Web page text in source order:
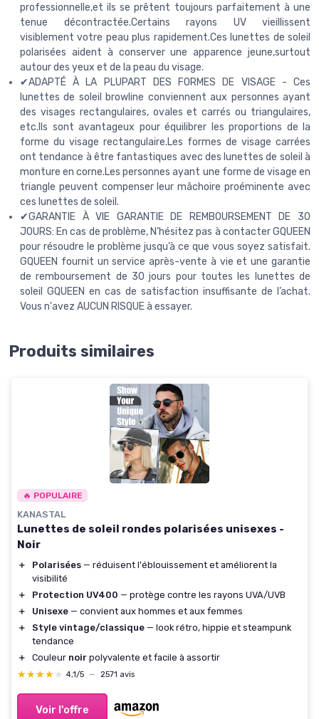
professionnelle,et ils se prêtent toujours parfaitement à une
tenue décontractée.Certains rayons UV vieillissent
visiblement votre peau plus rapidement.Ces lunettes de soleil
polarisées aident à conserver une apparence jeune,surtout
autour des yeux et de la peau du visage.
✔ADAPTÉ À LA PLUPART DES FORMES DE VISAGE - Ces
lunettes de soleil browline conviennent aux personnes ayant
des visages rectangulaires, ovales et carrés ou triangulaires,
etc.Ils sont avantageux pour équilibrer les proportions de la
forme du visage rectangulaire.Les formes de visage carrées
ont tendance à être fantastiques avec des lunettes de soleil à
monture en corne.Les personnes ayant une forme de visage en
triangle peuvent compenser leur mâchoire proéminente avec
ces lunettes de soleil.
✔GARANTIE À VIE GARANTIE DE REMBOURSEMENT DE 30
JOURS: En cas de problème, N’hésitez pas à contacter GQUEEN
pour résoudre le problème jusqu’à ce que vous soyez satisfait.
GQUEEN fournit un service après-vente à vie et une garantie
de remboursement de 30 jours pour toutes les lunettes de
soleil GQUEEN en cas de satisfaction insuffisante de l’achat.
Vous n'avez AUCUN RISQUE à essayer.
Produits similaires
🔥 POPULAIRE
KANASTAL
Lunettes de soleil rondes polarisées unisexes -
Noir
＋ Polarisées — réduisent l'éblouissement et améliorent la
visibilité
＋
Protection UV400 — protège contre les rayons UVA/UVB
＋
Unisexe — convient aux hommes et aux femmes
＋
Style vintage/classique — look rétro, hippie et steampunk
tendance
＋
Couleur noir polyvalente et facile à assortir
★★★★★
★★★★★ 4,1/5 — 2571 avis
Voir l'offre